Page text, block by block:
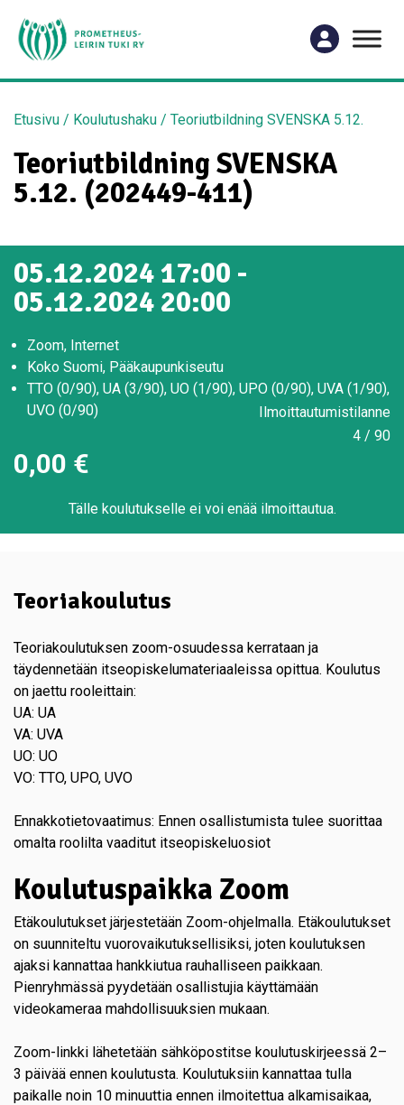
Etusivu / Koulutushaku / Teoriutbildning SVENSKA 5.12.
Teoriutbildning SVENSKA
5.12. (202449-411)
05.12.2024 17:00 -
05.12.2024 20:00
Zoom, Internet
Koko Suomi, Pääkaupunkiseutu
TTO (0/90), UA (3/90), UO (1/90), UPO (0/90), UVA (1/90),
UVO (0/90)
Ilmoittautumistilanne
4 / 90
0,00 €
Tälle koulutukselle ei voi enää ilmoittautua.
Teoriakoulutus
Teoriakoulutuksen zoom-osuudessa kerrataan ja
täydennetään itseopiskelumateriaaleissa opittua. Koulutus
on jaettu rooleittain:
UA: UA
VA: UVA
UO: UO
VO: TTO, UPO, UVO
Ennakkotietovaatimus: Ennen osallistumista tulee suorittaa
omalta roolilta vaaditut itseopiskeluosiot
Koulutuspaikka Zoom
Etäkoulutukset järjestetään Zoom-ohjelmalla. Etäkoulutukset
on suunniteltu vuorovaikutuksellisiksi, joten koulutuksen
ajaksi kannattaa hankkiutua rauhalliseen paikkaan.
Pienryhmässä pyydetään osallistujia käyttämään
videokameraa mahdollisuuksien mukaan.
Zoom-linkki lähetetään sähköpostitse koulutuskirjeessä 2–
3 päivää ennen koulutusta. Koulutuksiin kannattaa tulla
paikalle noin 10 minuuttia ennen ilmoitettua alkamisaikaa,